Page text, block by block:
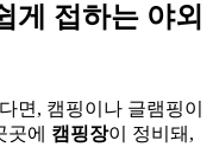
게 접하는 야외
면, 캠핑이나 글램핑이
곳에 캠핑장이 정비돼,